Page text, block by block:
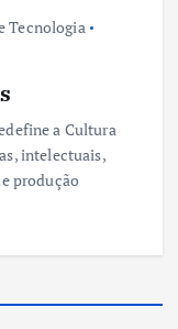
Tecnologia
a Cultura
intelectuais,
produção